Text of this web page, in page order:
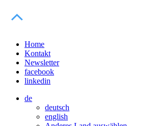
Home
Kontakt
Newsletter
facebook
linkedin
de
deutsch
english